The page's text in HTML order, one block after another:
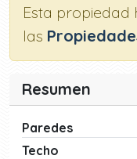
Esta propiedad
las
Resumen
Paredes
Techo